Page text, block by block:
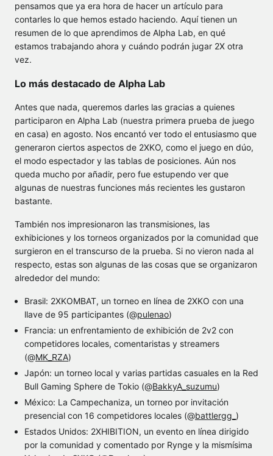
pensamos que ya era hora de hacer un artículo para
contarles lo que hemos estado haciendo. Aquí tienen un
resumen de lo que aprendimos de Alpha Lab, en qué
estamos trabajando ahora y cuándo podrán jugar 2X otra
vez.
Lo más destacado de Alpha Lab
Antes que nada, queremos darles las gracias a quienes
participaron en Alpha Lab (nuestra primera prueba de juego
en casa) en agosto. Nos encantó ver todo el entusiasmo que
generaron ciertos aspectos de 2XKO, como el juego en dúo,
el modo espectador y las tablas de posiciones. Aún nos
queda mucho por añadir, pero fue estupendo ver que
algunas de nuestras funciones más recientes les gustaron
bastante.
También nos impresionaron las transmisiones, las
exhibiciones y los torneos organizados por la comunidad que
surgieron en el transcurso de la prueba. Si no vieron nada al
respecto, estas son algunas de las cosas que se organizaron
alrededor del mundo:
Brasil: 2XKOMBAT, un torneo en línea de 2XKO con una
llave de 95 participantes (@pulenao)
Francia: un enfrentamiento de exhibición de 2v2 con
competidores locales, comentaristas y streamers
(@MK_RZA)
Japón: un torneo local y varias partidas casuales en la Red
Bull Gaming Sphere de Tokio (@BakkyA_suzumu)
México: La Campechaniza, un torneo por invitación
presencial con 16 competidores locales (@battlergg_ )
Estados Unidos: 2XHIBITION, un evento en línea dirigido
por la comunidad y comentado por Rynge y la mismísima